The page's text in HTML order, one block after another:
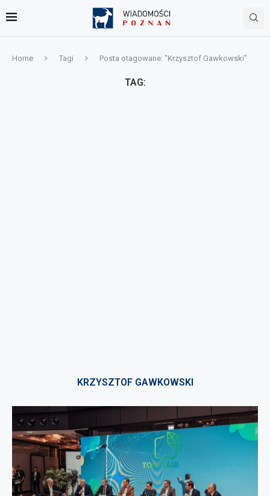
Home Tagi Posta otagowane: "Krzysztof Gawkowski"
TAG:
KRZYSZTOF GAWKOWSKI